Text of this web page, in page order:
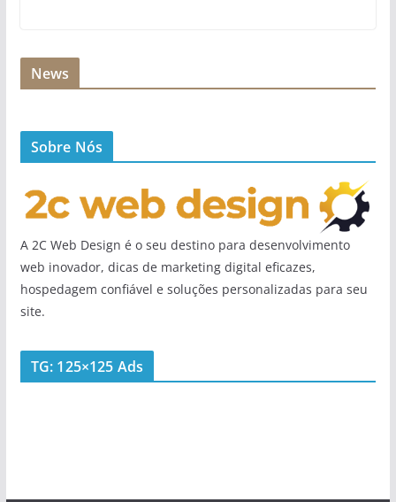
News
Sobre Nós
A 2C Web Design é o seu destino para desenvolvimento
web inovador, dicas de marketing digital eficazes,
hospedagem confiável e soluções personalizadas para seu
site.
TG: 125×125 Ads